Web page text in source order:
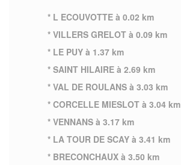
* L ECOUVOTTE à 0.02 km
* VILLERS GRELOT à 0.09 km
* LE PUY à 1.37 km
* SAINT HILAIRE à 2.69 km
* VAL DE ROULANS à 3.03 km
* CORCELLE MIESLOT à 3.04 km
* VENNANS à 3.17 km
* LA TOUR DE SCAY à 3.41 km
* BRECONCHAUX à 3.50 km